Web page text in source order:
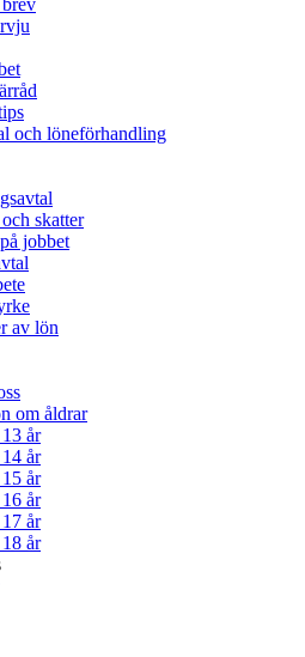
och löneförhandling
skatter
jobbet
av lön
om åldrar
år
år
år
år
år
år